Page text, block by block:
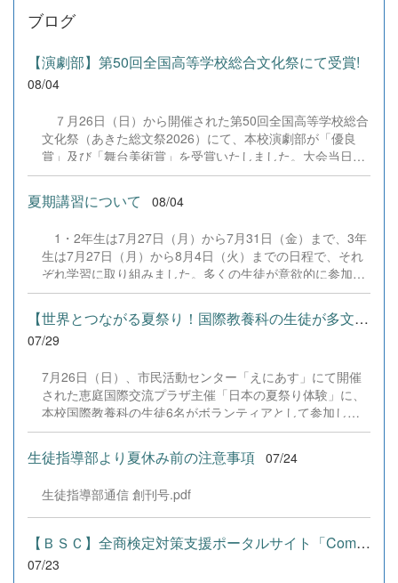
ブログ
【演劇部】第50回全国高等学校総合文化祭にて受賞!
08/04
７月26日（日）から開催された第50回全国高等学校総合
文化祭（あきた総文祭2026）にて、本校演劇部が「優良
賞」及び「舞台美術賞」を受賞いたしました。大会当日
は、本校の部員たちもこれまで積み重ねてきた練習の成果
を存分に発揮し、堂々と舞台に立ちました。緊張感のある
全国の舞台において、一人一人が役割を果たし、心を込め
の全国大会出場にあたり、多大なるご支援・ご協力をいた
だきました企業の皆様、ならびに心温まるご寄付や温かい
ご声援を寄せてくださった地域の皆様方に、心より感謝申
し上げます。皆様からの温かいご支援が部員たちの大きな
励みとなり、全国の舞台で最高のパフォーマンスと演技を
届けることができました。今回の経験を糧に、さらに表現
本校演劇部への変わらぬご声援をよろしくお願いいたしま
す。 &nbsp;
夏期講習について 08/04
1・2年生は7月27日（月）から7月31日（金）まで、3年
生は7月27日（月）から8月4日（火）までの日程で、それ
ぞれ学習に取り組みました。多くの生徒が意欲的に参加
し、これまでの学習内容の復習や発展的な内容、受験に向
けた学習などに真剣に取り組む姿が見られました。夏期講
習で身に付けた学習習慣や知識を、今後の学校生活や学習
に生かし、一人一人がさらなる成長につなげてくれること
【世界とつながる夏祭り！国際教養科の生徒が多文化共生ボランテ...
07/29
7月26日（日）、市民活動センター「えにあす」にて開催
された恵庭国際交流プラザ主催「日本の夏祭り体験」に、
本校国際教養科の生徒6名がボランティアとして参加しま
した！ 会場にはウクライナ、ネパール、アフガニスタンな
ど多国籍な参加者が集まり、ヨーヨー釣りや綿あめ、盆踊
りなどを満喫。浴衣姿でイベントを彩った1年生や、経験
葉や国境を超えて笑顔で交流を深めました。 主催者の方か
らは、「国籍や年齢を問わず笑顔で寄り添い、自分で考え
て動く姿が素晴らしい。異文化理解のマインドが自然と身
についている」と、賞賛の声をいただきました！ 教室の中
だけでなく、地域や世界という広いフィールドで本領を発
生徒指導部より夏休み前の注意事項 07/24
生徒指導部通信 創刊号.pdf
【ＢＳＣ】全商検定対策支援ポータルサイト「Compath（コンパス）...
07/23